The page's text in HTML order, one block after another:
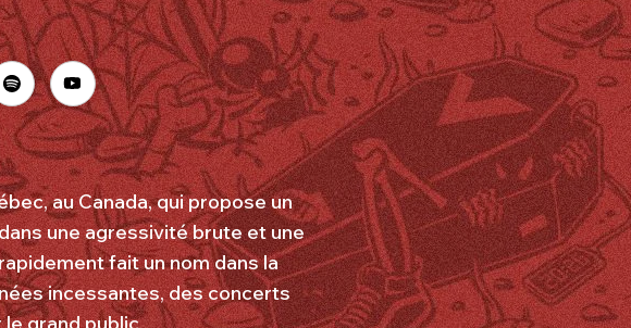
au Canada, qui propose un
une agressivité brute et une
fait un nom dans la
incessantes, des concerts